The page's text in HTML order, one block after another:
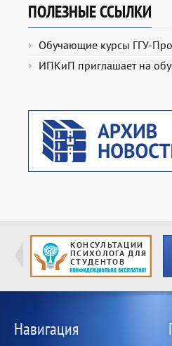
ПОЛЕЗНЫЕ ССЫЛКИ
Обучающие курсы ГГУ-
ИПКиП приглашает на
Навигация